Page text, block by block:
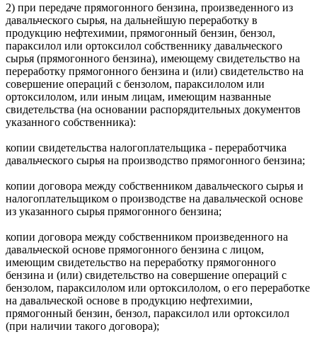
2) при передаче прямогонного бензина, произведенного из
давальческого сырья, на дальнейшую переработку в
продукцию нефтехимии, прямогонный бензин, бензол,
параксилол или ортоксилол собственнику давальческого
сырья (прямогонного бензина), имеющему свидетельство на
переработку прямогонного бензина и (или) свидетельство на
совершение операций с бензолом, параксилолом или
ортоксилолом, или иным лицам, имеющим названные
свидетельства (на основании распорядительных документов
указанного собственника):
копии свидетельства налогоплательщика - переработчика
давальческого сырья на производство прямогонного бензина;
копии договора между собственником давальческого сырья и
налогоплательщиком о производстве на давальческой основе
из указанного сырья прямогонного бензина;
копии договора между собственником произведенного на
давальческой основе прямогонного бензина с лицом,
имеющим свидетельство на переработку прямогонного
бензина и (или) свидетельство на совершение операций с
бензолом, параксилолом или ортоксилолом, о его переработке
на давальческой основе в продукцию нефтехимии,
прямогонный бензин, бензол, параксилол или ортоксилол
(при наличии такого договора);